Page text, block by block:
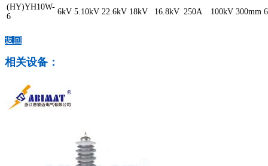
(HY)YH10W-
6
6kV 5.10kV 22.6kV 18kV 16.8kV 250A 100kV 300mm 6
返回
相关设备：